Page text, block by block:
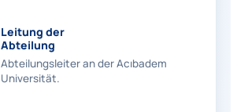
Leitung der
Abteilung
Abteilungsleiter an der Acıbadem
Universität.